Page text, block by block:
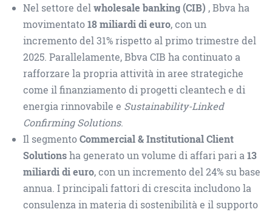
Nel settore delwholesale banking (CIB) , Bbva ha
movimentato18 miliardi di euro, con un
incremento del 31% rispetto al primo trimestre del
2025. Parallelamente, Bbva CIB ha continuato a
rafforzare la propria attività in aree strategiche
come il finanziamento di progetti cleantech e di
energia rinnovabile e Sustainability-Linked
Confirming Solutions.
Il segmentoCommercial & Institutional Client
Solutionsha generato un volume di affari pari a13
miliardi di euro, con un incremento del 24% su base
annua. I principali fattori di crescita includono la
consulenza in materia di sostenibilità e il supporto